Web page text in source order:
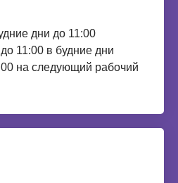
дни до 11:00
11:00 в будние дни
на следующий рабочий